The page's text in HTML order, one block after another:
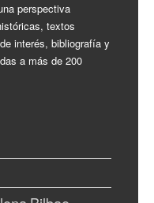
perspectiva
textos
interés, bibliografía y
a más de 200